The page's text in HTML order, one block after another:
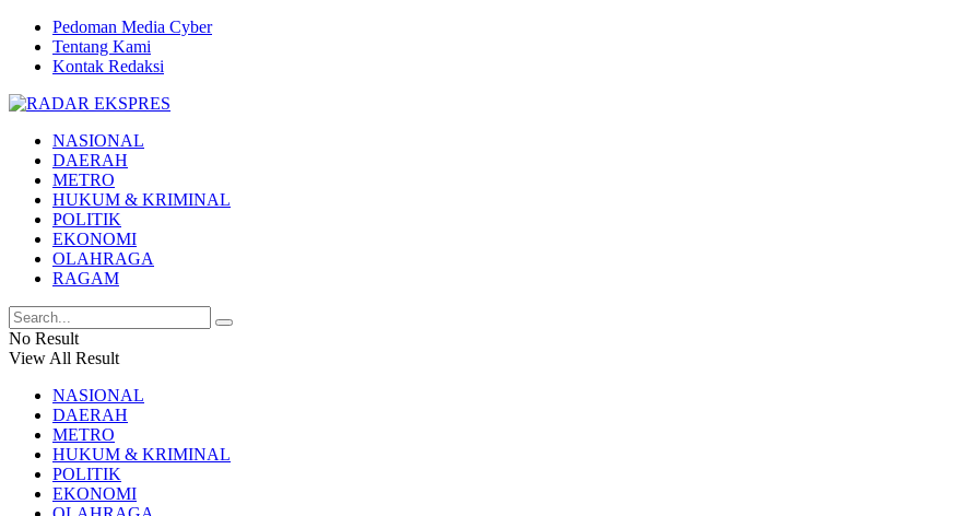
Pedoman Media Cyber
Tentang Kami
Kontak Redaksi
NASIONAL
DAERAH
METRO
HUKUM & KRIMINAL
POLITIK
EKONOMI
OLAHRAGA
RAGAM
No Result
View All Result
NASIONAL
DAERAH
METRO
HUKUM & KRIMINAL
POLITIK
EKONOMI